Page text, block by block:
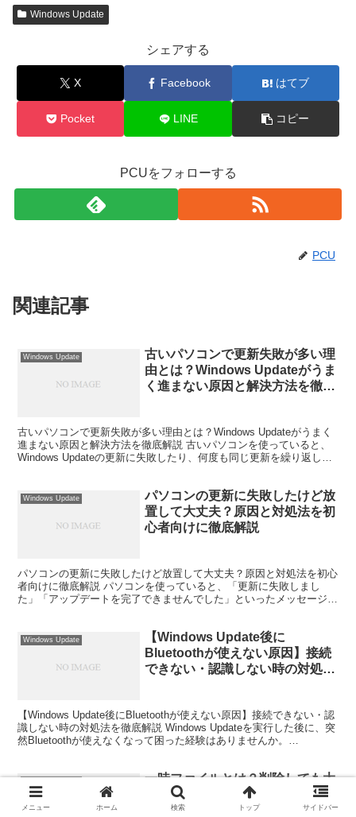
Windows Update
シェアする
X Facebook はてブ
Pocket LINE コピー
PCUをフォローする
PCU
関連記事
Windows Update
古いパソコンで更新失敗が多い理
由とは？Windows Updateがうま
く進まない原因と解決方法を徹底
古いパソコンで更新失敗が多い理由とは？Windows Updateがうまく
進まない原因と解決方法を徹底解説 古いパソコンを使っていると、
Windows Updateの更新に失敗したり、何度も同じ更新を繰り返した
Windows Update
パソコンの更新に失敗したけど放
置して大丈夫？原因と対処法を初
心者向けに徹底解説
パソコンの更新に失敗したけど放置して大丈夫？原因と対処法を初心
者向けに徹底解説 パソコンを使っていると、「更新に失敗しまし
た」「アップデートを完了できませんでした」といったメッセージが
Windows Update
【Windows Update後に
Bluetoothが使えない原因】接続
できない・認識しない時の対処法
【Windows Update後にBluetoothが使えない原因】接続できない・認
識しない時の対処法を徹底解説 Windows Updateを実行した後に、突
然Bluetoothが使えなくなって困った経験はありませんか。
一時ファイルとは？削除しても大
丈夫？安全な削除方法と容量不足
の解決策を初心者向けに解説
メニュー ホーム 検索 トップ サイドバー